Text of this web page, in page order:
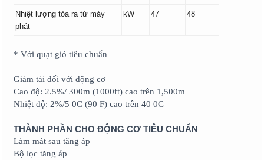
Nhiệt lượng tỏa ra từ máy
phát
kW 47 48
* Với quạt gió tiêu chuẩn
Giảm tải đối với động cơ
Cao độ: 2.5%/ 300m (1000ft) cao trên 1,500m
Nhiệt độ: 2%/5 0C (90 F) cao trên 40 0C
THÀNH PHẦN CHO ĐỘNG CƠ TIÊU CHUẨN
Làm mát sau tăng áp
Bộ lọc tăng áp